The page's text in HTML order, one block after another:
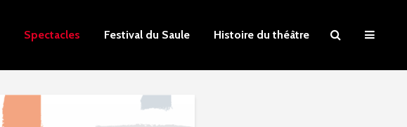
Spectacles Festival du Saule Histoire du théâtre